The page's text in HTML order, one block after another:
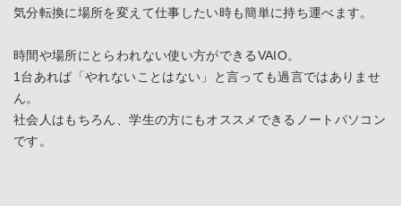
気分転換に場所を変えて仕事したい時も簡単に持ち運べます。
時間や場所にとらわれない使い方ができるVAIO。
1台あれば「やれないことはない」と言っても過言ではありませ
ん。
社会人はもちろん、学生の方にもオススメできるノートパソコン
です。